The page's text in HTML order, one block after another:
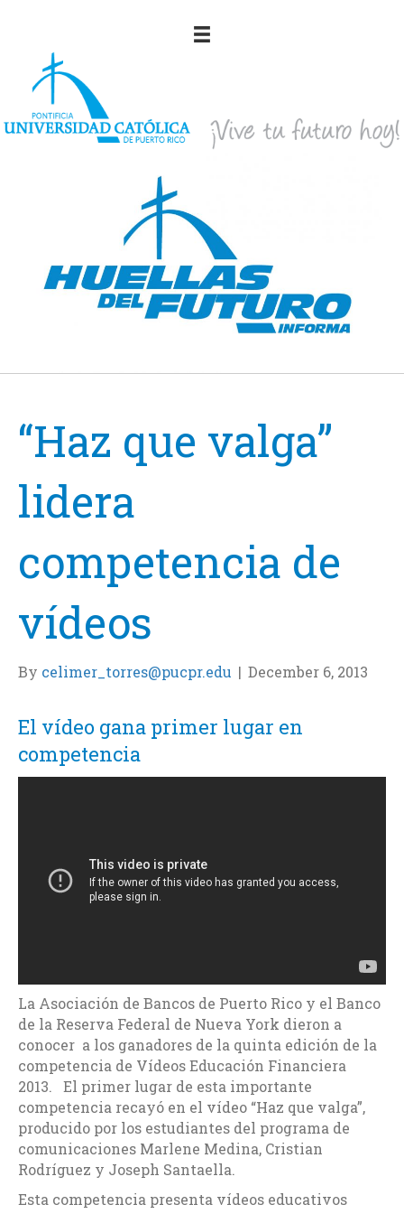
“Haz que valga”
lidera
competencia de
vídeos
By celimer_torres@pucpr.edu | December 6, 2013
El vídeo gana primer lugar en
competencia
La Asociación de Bancos de Puerto Rico y el Banco
de la Reserva Federal de Nueva York dieron a
conocer a los ganadores de la quinta edición de la
competencia de Vídeos Educación Financiera
2013. El primer lugar de esta importante
competencia recayó en el vídeo “Haz que valga”,
producido por los estudiantes del programa de
comunicaciones Marlene Medina, Cristian
Rodríguez y Joseph Santaella.
Esta competencia presenta vídeos educativos